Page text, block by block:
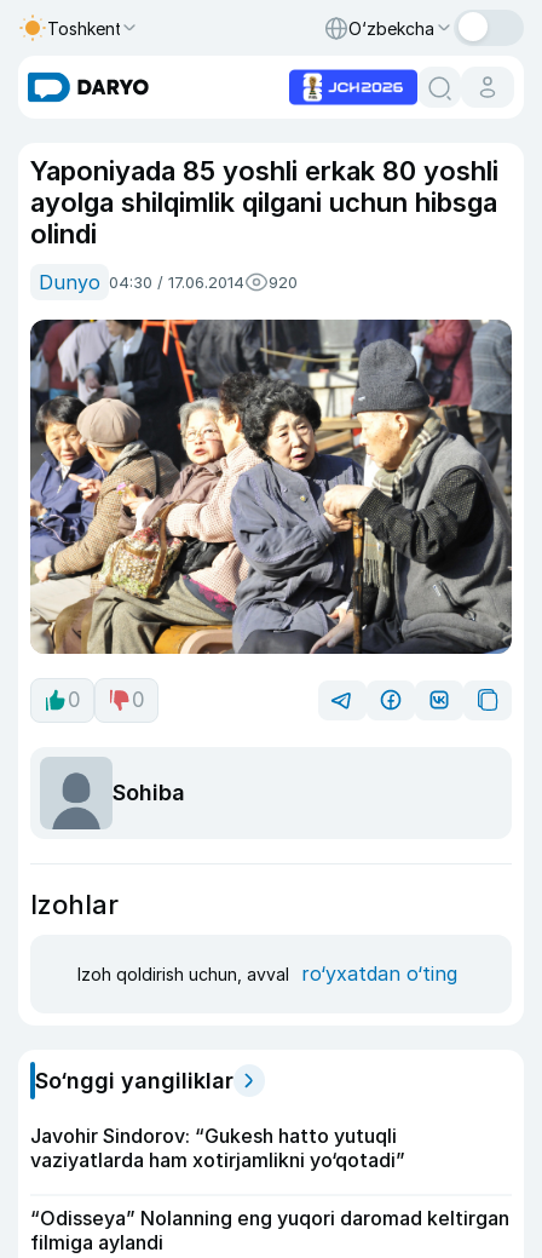
Toshkent O‘zbekcha
Yaponiyada 85 yoshli erkak 80 yoshli
ayolga shilqimlik qilgani uchun hibsga
olindi
Dunyo 04:30 / 17.06.2014 920
0 0
Sohiba
Izohlar
Izoh qoldirish uchun, avval ro‘yxatdan o‘ting
So‘nggi yangiliklar
Javohir Sindorov: “Gukesh hatto yutuqli
vaziyatlarda ham xotirjamlikni yo‘qotadi”
“Odisseya” Nolanning eng yuqori daromad keltirgan
filmiga aylandi